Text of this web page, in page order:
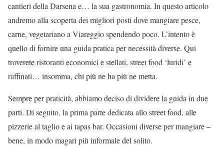
cantieri della Darsena e… la sua gastronomia. In questo articolo
andremo alla scoperta dei migliori posti dove mangiare pesce,
carne, vegetariano a Viareggio spendendo poco. L’intento è
quello di fornire una guida pratica per necessità diverse. Qui
troverete ristoranti economici e stellati, street food ‘luridi’ e
raffinati… insomma, chi più ne ha più ne metta.
Sempre per praticità, abbiamo deciso di dividere la guida in due
parti. Di seguito, la prima parte dedicata allo street food, alle
pizzerie al taglio e ai tapas bar. Occasioni diverse per mangiare –
bene, in modo magari più informale del solito.